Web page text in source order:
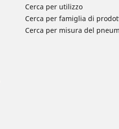
Cerca per utilizzo
Cerca per famiglia di
Cerca per misura del